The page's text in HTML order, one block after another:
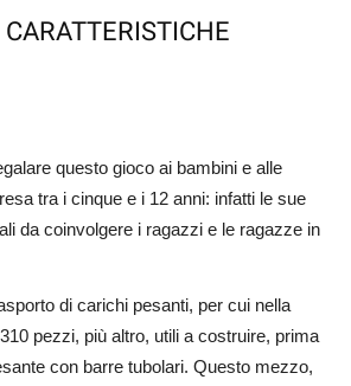
questo gioco ai bambini e alle
tra i cinque e i 12 anni: infatti le sue
da coinvolgere i ragazzi e le ragazze in
di carichi pesanti, per cui nella
pezzi, più altro, utili a costruire, prima
con barre tubolari. Questo mezzo,